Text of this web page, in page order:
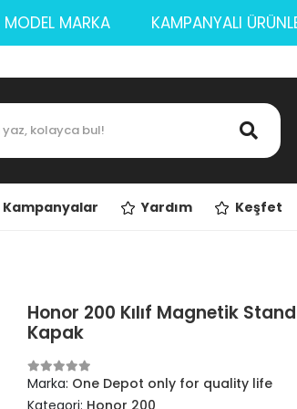
MODEL MARKA KAMPANYALI
Kampanyalar Yardım Keşfet
Honor 200 Kılıf Magnetik
Kapak
Marka: One Depot only for quality life
Kategori: Honor 200